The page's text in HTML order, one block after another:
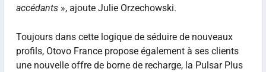
accédants», ajoute Julie Orzechowski.
Toujours dans cette logique de séduire de nouveaux
profils, Otovo France propose également à ses clients
une nouvelle offre de borne de recharge, la Pulsar Plus